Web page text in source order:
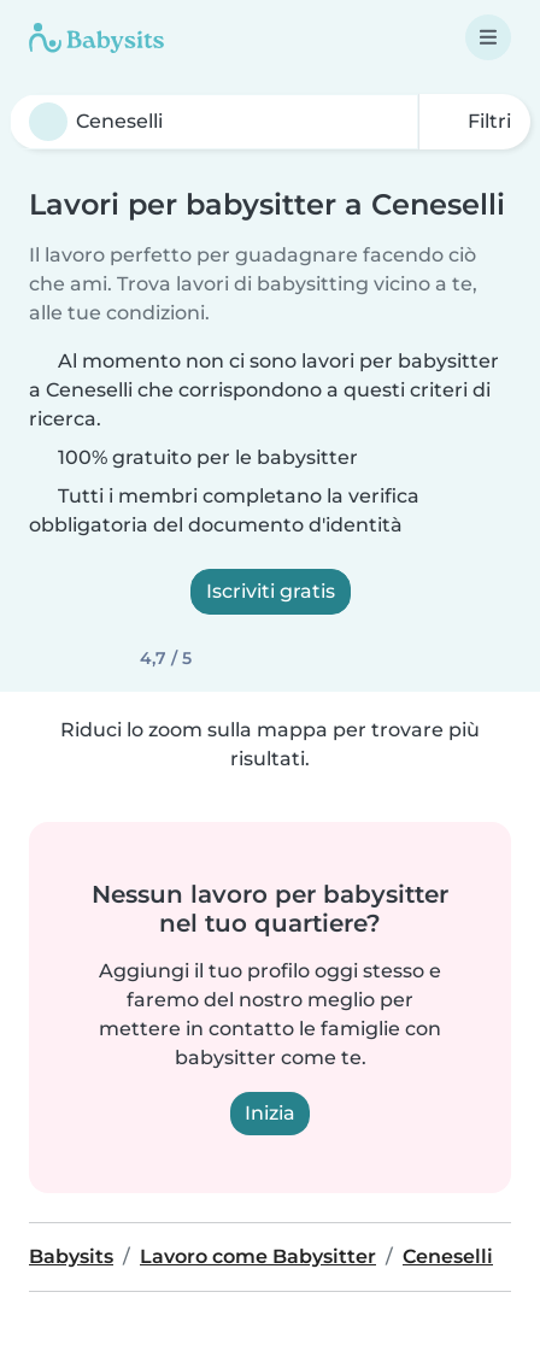
Filtri
Lavori per babysitter a Ceneselli
Il lavoro perfetto per guadagnare facendo ciò
che ami. Trova lavori di babysitting vicino a te,
alle tue condizioni.
Al momento non ci sono lavori per babysitter
a Ceneselli che corrispondono a questi criteri di
ricerca.
100% gratuito per le babysitter
Tutti i membri completano la verifica
obbligatoria del documento d'identità
Iscriviti gratis
4,7 / 5
Riduci lo zoom sulla mappa per trovare più
risultati.
Nessun lavoro per babysitter
nel tuo quartiere?
Aggiungi il tuo profilo oggi stesso e
faremo del nostro meglio per
mettere in contatto le famiglie con
babysitter come te.
Inizia
Babysits Lavoro come Babysitter Ceneselli